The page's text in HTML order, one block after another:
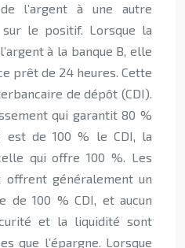
l’argent à une autre
le positif. Lorsque la
à la banque B, elle
prêt de 24 heures. Cette
de dépôt (CDI).
qui garantit 80 %
est de 100 % le CDI, la
qui offre 100 %. Les
offrent généralement un
de 100 % CDI, et aucun
et la liquidité sont
que l’épargne. Lorsque